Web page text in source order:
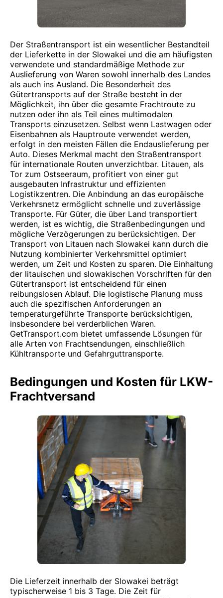
Der Straßentransport ist ein wesentlicher Bestandteil
der Lieferkette in der Slowakei und die am häufigsten
verwendete und standardmäßige Methode zur
Auslieferung von Waren sowohl innerhalb des Landes
als auch ins Ausland. Die Besonderheit des
Gütertransports auf der Straße besteht in der
Möglichkeit, ihn über die gesamte Frachtroute zu
nutzen oder ihn als Teil eines multimodalen
Transports einzusetzen. Selbst wenn Lastwagen oder
Eisenbahnen als Hauptroute verwendet werden,
erfolgt in den meisten Fällen die Endauslieferung per
Auto. Dieses Merkmal macht den Straßentransport
für internationale Routen unverzichtbar. Litauen, als
Tor zum Ostseeraum, profitiert von einer gut
ausgebauten Infrastruktur und effizienten
Logistikzentren. Die Anbindung an das europäische
Verkehrsnetz ermöglicht schnelle und zuverlässige
Transporte. Für Güter, die über Land transportiert
werden, ist es wichtig, die Straßenbedingungen und
mögliche Verzögerungen zu berücksichtigen. Der
Transport von Litauen nach Slowakei kann durch die
Nutzung kombinierter Verkehrsmittel optimiert
werden, um Zeit und Kosten zu sparen. Die Einhaltung
der litauischen und slowakischen Vorschriften für den
Gütertransport ist entscheidend für einen
reibungslosen Ablauf. Die logistische Planung muss
auch die spezifischen Anforderungen an
temperaturgeführte Transporte berücksichtigen,
insbesondere bei verderblichen Waren.
GetTransport.com bietet umfassende Lösungen für
alle Arten von Frachtsendungen, einschließlich
Kühltransporte und Gefahrguttransporte.
Bedingungen und Kosten für LKW-
Frachtversand
Die Lieferzeit innerhalb der Slowakei beträgt
typischerweise 1 bis 3 Tage. Die Zeit für